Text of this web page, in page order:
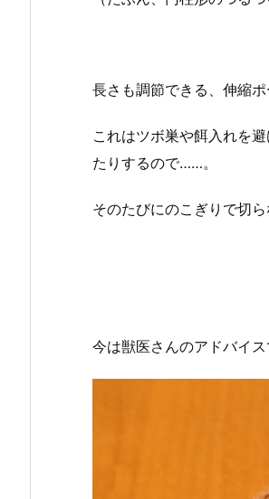
長さも調節できる、伸縮
これはツボ巣や餌入れを
たりするので……。
そのたびにのこぎりで切
今は獣医さんのアドバイ